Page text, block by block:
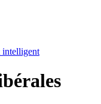
intelligent